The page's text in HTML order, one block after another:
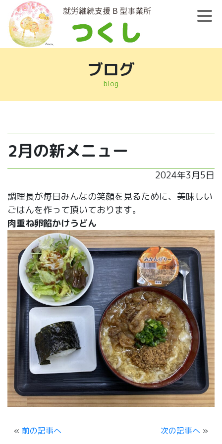
ブログ
blog
2月の新メニュー
2024年3月5日
調理長が毎日みんなの笑顔を見るために、美味しい
ごはんを作って頂いております。
肉重ね卵餡かけうどん
« 前の記事へ 次の記事へ »